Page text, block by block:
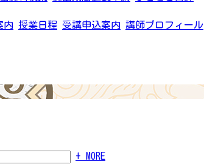
内 授業日程 受講申込案内 講師プロフィール
+ MORE